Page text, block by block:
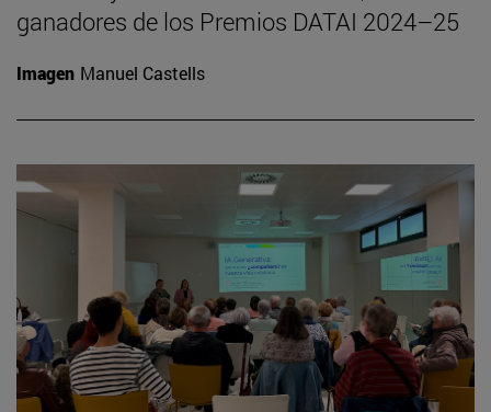
ganadores de los Premios DATAI 2024–25
Imagen Manuel Castells